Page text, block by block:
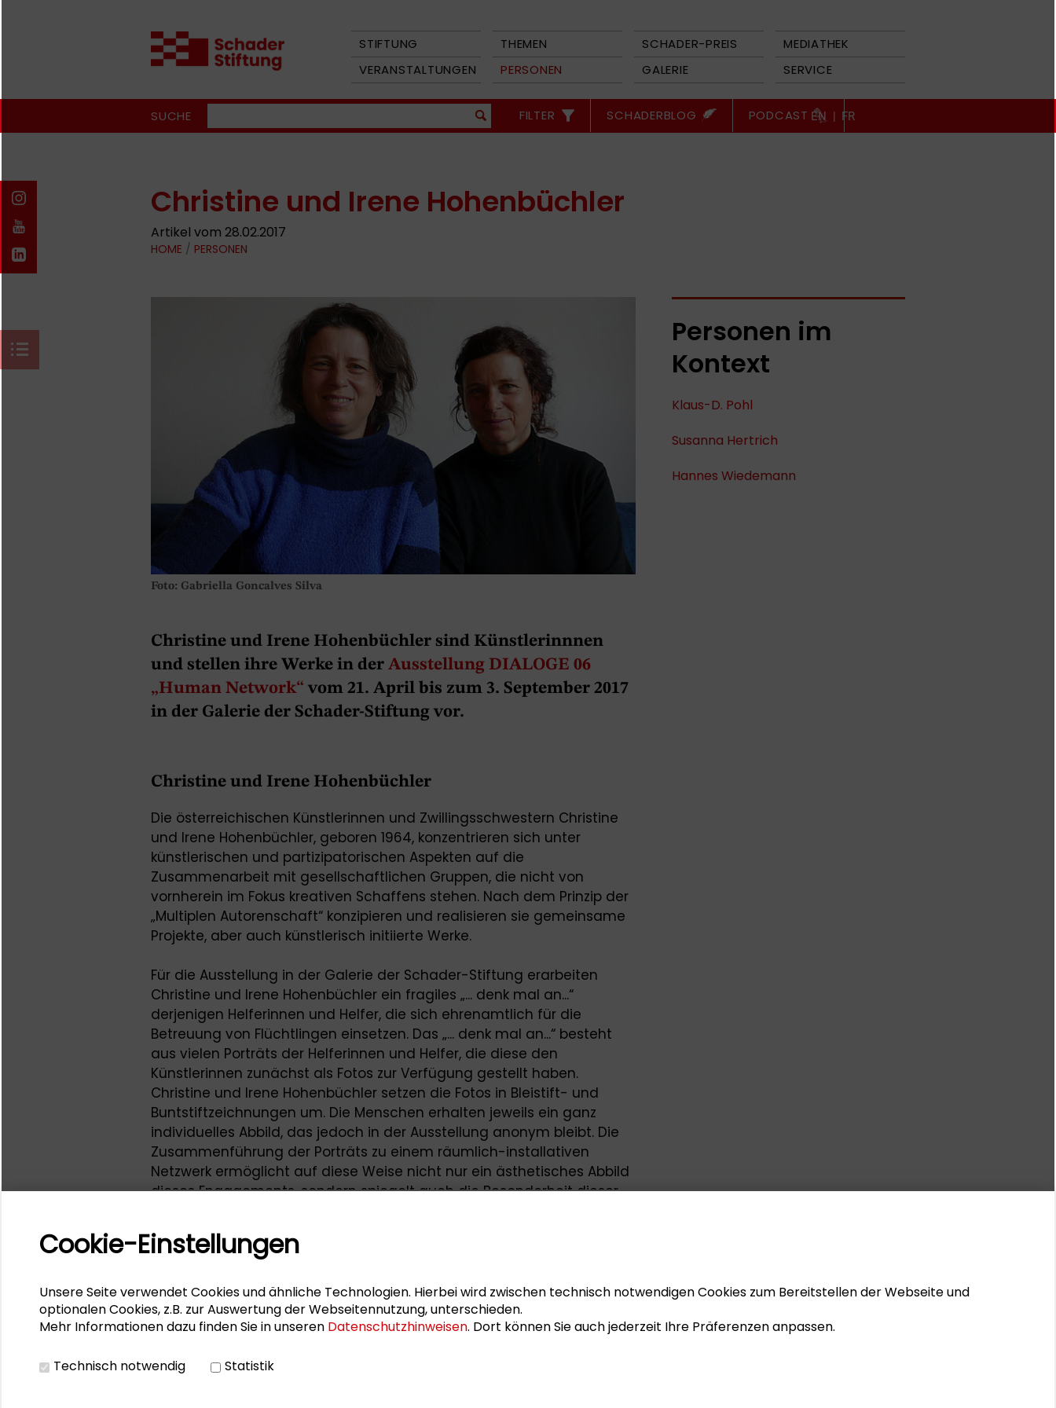
STIFTUNG THEMEN SCHADER-PREIS
MEDIATHEK
VERANSTALTUNGEN
PERSONEN GALERIE SERVICE
SUCHE FILTER SCHADERBLOG PODCAST EN | FR
Christine und Irene Hohenbüchler
Artikel vom 28.02.2017
HOME / PERSONEN
Foto: Gabriella Goncalves Silva
Christine und Irene Hohenbüchler sind Künstlerinnnen
und stellen ihre Werke in der Ausstellung DIALOGE 06
„Human Network“ vom 21. April bis zum 3. September 2017
in der Galerie der Schader-Stiftung vor.
Christine und Irene Hohenbüchler
Die österreichischen Künstlerinnen und Zwillingsschwestern Christine
und Irene Hohenbüchler, geboren 1964, konzentrieren sich unter
künstlerischen und partizipatorischen Aspekten auf die
Zusammenarbeit mit gesellschaftlichen Gruppen, die nicht von
vornherein im Fokus kreativen Schaffens stehen. Nach dem Prinzip der
„Multiplen Autorenschaft“ konzipieren und realisieren sie gemeinsame
Projekte, aber auch künstlerisch initiierte Werke.
Für die Ausstellung in der Galerie der Schader-Stiftung erarbeiten
Christine und Irene Hohenbüchler ein fragiles „... denk mal an...“
derjenigen Helferinnen und Helfer, die sich ehrenamtlich für die
Betreuung von Flüchtlingen einsetzen. Das „... denk mal an...“ besteht
aus vielen Porträts der Helferinnen und Helfer, die diese den
Künstlerinnen zunächst als Fotos zur Verfügung gestellt haben.
Christine und Irene Hohenbüchler setzen die Fotos in Bleistift- und
Buntstiftzeichnungen um. Die Menschen erhalten jeweils ein ganz
individuelles Abbild, das jedoch in der Ausstellung anonym bleibt. Die
Zusammenführung der Porträts zu einem räumlich-installativen
Netzwerk ermöglicht auf diese Weise nicht nur ein ästhetisches Abbild
dieses Engagements, sondern spiegelt auch die Besonderheit dieser
Verantwortung für die Gesellschaft und die Hilfsbedürftigen stellen.
früheren Projekten von Christine und Irene Hohenbüchler.
Christine Hohenbüchler lehrt an der Architekturfakultät der
für partizipative Projekte an der Kunstakademie Münster inne.
Personen im
Kontext
Klaus-D. Pohl
Susanna Hertrich
Hannes Wiedemann
Cookie-Einstellungen
Unsere Seite verwendet Cookies und ähnliche Technologien. Hierbei wird zwischen technisch notwendigen Cookies zum Bereitstellen der Webseite und
optionalen Cookies, z.B. zur Auswertung der Webseitennutzung, unterschieden.
Mehr Informationen dazu finden Sie in unseren Datenschutzhinweisen. Dort können Sie auch jederzeit Ihre Präferenzen anpassen.
Technisch notwendig Statistik